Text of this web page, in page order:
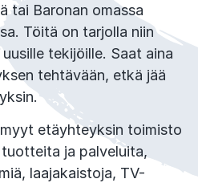
tai Baronan omassa
Töitä on tarjolla niin
tekijöille. Saat aina
tehtävään, etkä jää
yksin.
etäyhteyksin toimisto
ja palveluita,
laajakaistoja, TV-